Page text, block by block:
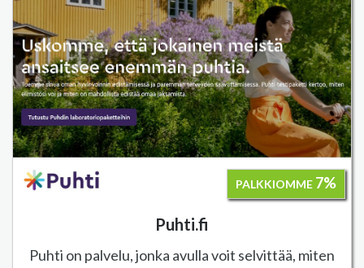
PALKKIOMME 7%
Puhti.fi
Puhti on palvelu, jonka avulla voit selvittää, miten